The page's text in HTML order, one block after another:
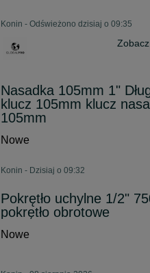
Konin - Odświeżono dzisiaj o 09:35
Nasadka 105mm 1"
klucz 105mm klucz
105mm
Nowe
Konin - Dzisiaj o 09:32
Pokrętło uchylne 1/2"
pokrętło obrotowe
Nowe